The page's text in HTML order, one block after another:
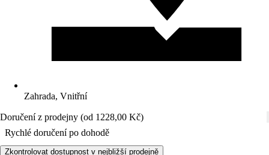
Zahrada, Vnitřní
Doručení z prodejny (od 1228,00 Kč)
Rychlé doručení po dohodě
Zkontrolovat dostupnost v nejbližší prodejně